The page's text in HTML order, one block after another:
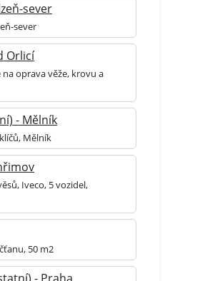
sever
sever
Orlicí
oprava věže, krovu a
- Mělník
Mělník
Iveco, 5 vozidel,
50 m2